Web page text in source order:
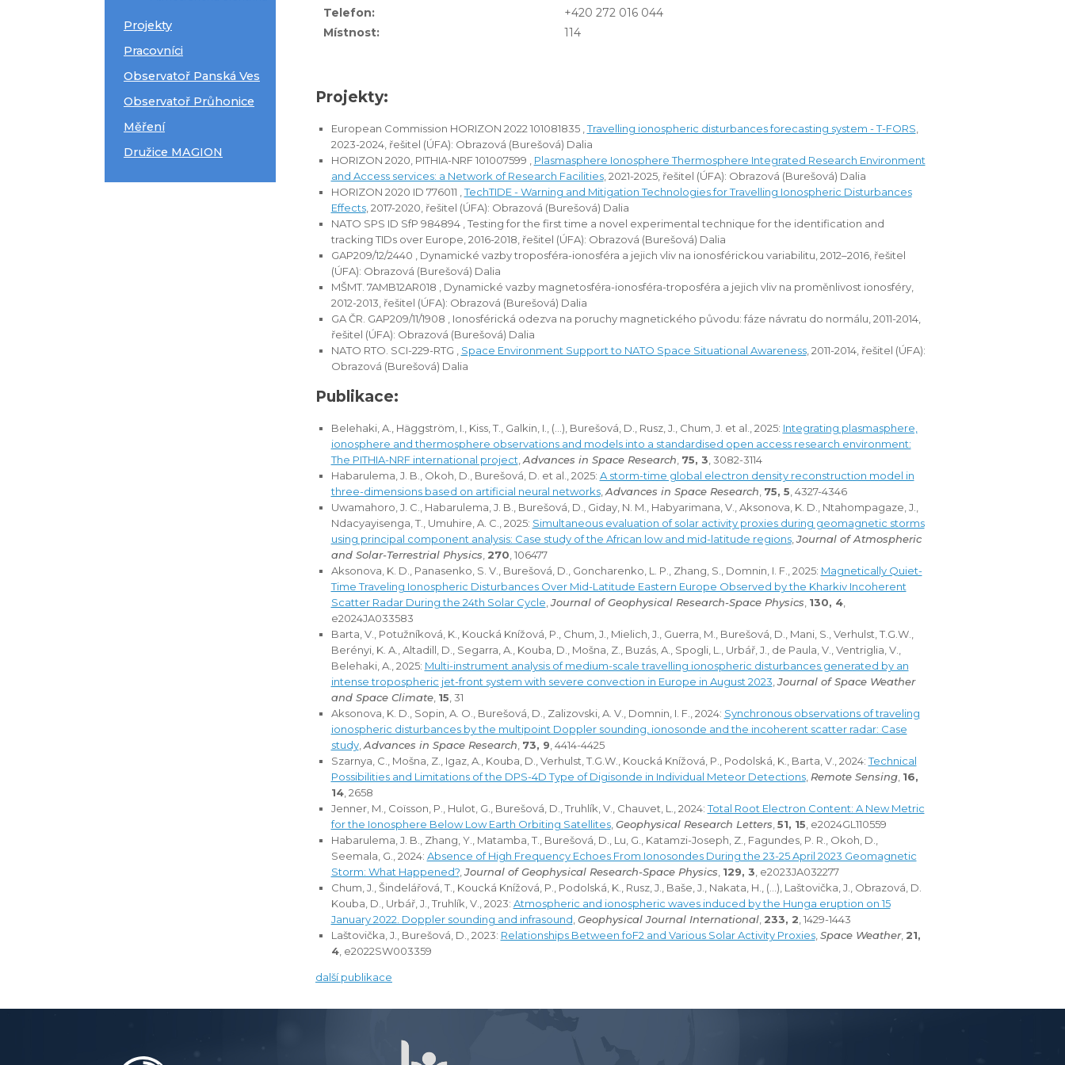
Projekty
Pracovníci
Observatoř Panská Ves
Observatoř Průhonice
Měření
Družice MAGION
Telefon:
+420 272 016 044
Místnost:
114
Projekty:
European Commission HORIZON 2022 101081835 ,Travelling ionospheric disturbances forecasting system - T-FORS
2023-2024, řešitel (ÚFA): Obrazová (Burešová) Dalia
HORIZON 2020, PITHIA-NRF 101007599 , Plasmasphere Ionosphere Thermosphere Integrated Research Environment
and Access services: a Network of Research Facilities, 2021-2025, řešitel (ÚFA): Obrazová (Burešová) Dalia
HORIZON 2020 ID 776011 ,TechTIDE - Warning and Mitigation Technologies for Travelling Ionospheric Disturbances
Effects, 2017-2020, řešitel (ÚFA): Obrazová (Burešová) Dalia
NATO SPS ID SfP 984894 , Testing for the first time a novel experimental technique for the identification and
tracking TIDs over Europe, 2016-2018, řešitel (ÚFA): Obrazová (Burešová) Dalia
GAP209/12/2440 , Dynamické vazby troposféra-ionosféra a jejich vliv na ionosférickou variabilitu, 2012–2016, řešitel
(ÚFA): Obrazová (Burešová) Dalia
MŠMT. 7AMB12AR018 , Dynamické vazby magnetosféra-ionosféra-troposféra a jejich vliv na proměnlivost ionosféry,
2012-2013, řešitel (ÚFA): Obrazová (Burešová) Dalia
GA ČR. GAP209/11/1908 , Ionosférická odezva na poruchy magnetického původu: fáze návratu do normálu, 2011-2014,
řešitel (ÚFA): Obrazová (Burešová) Dalia
NATO RTO. SCI-229-RTG , Space Environment Support to NATO Space Situational Awareness, 2011-2014, řešitel (ÚFA):
Obrazová (Burešová) Dalia
Publikace:
Belehaki, A., Häggström, I., Kiss, T., Galkin, I., (...), Burešová, D., Rusz, J., Chum, J. et al., 2025: Integrating plasmasphere,
ionosphere and thermosphere observations and models into a standardised open access research environment:
The PITHIA-NRF international project Advances in Space Research 75, 3 , 3082-3114
Habarulema, J. B., Okoh, D., Burešová, D. et al., 2025: A storm-time global electron density reconstruction model in
three-dimensions based on artificial neural networks, Advances in Space Research 75, 5 , 4327-4346
Uwamahoro, J. C., Habarulema, J. B., Burešová, D., Giday, N. M., Habyarimana, V., Aksonova, K. D., Ntahompagaze, J.,
Ndacyayisenga, T., Umuhire, A. C., 2025: Simultaneous evaluation of solar activity proxies during geomagnetic storms
using principal component analysis: Case study of the African low and mid-latitude regions,Journal of Atmospheric
and Solar-Terrestrial Physics 270 , 106477
Aksonova, K. D., Panasenko, S. V., Burešová, D., Goncharenko, L. P., Zhang, S., Domnin, I. F., 2025: Magnetically Quiet-
Time Traveling Ionospheric Disturbances Over Mid-Latitude Eastern Europe Observed by the Kharkiv Incoherent
Scatter Radar During the 24th Solar Cycle ,Journal of Geophysical Research-Space Physics 130, 4,
e2024JA033583
Barta, V., Potužníková, K., Koucká Knížová, P., Chum, J., Mielich, J., Guerra, M., Burešová, D., Mani, S., Verhulst, T.G.W.,
Berényi, K. A., Altadill, D., Segarra, A., Kouba, D., Mošna, Z., Buzás, A., Spogli, L., Urbář, J., de Paula, V., Ventriglia, V.,
Belehaki, A., 2025: Multi-instrument analysis of medium-scale travelling ionospheric disturbances generated by an
intense tropospheric jet-front system with severe convection in Europe in August 2023 ,Journal of Space Weather
and Space Climate, 15 , 31
Aksonova, K. D., Sopin, A. O., Burešová, D., Zalizovski, A. V., Domnin, I. F., 2024: Synchronous observations of traveling
ionospheric disturbances by the multipoint Doppler sounding, ionosonde and the incoherent scatter radar: Case
study, Advances in Space Research 73, 9 , 4414-4425
Szarnya, C., Mošna, Z., Igaz, A., Kouba, D., Verhulst, T.G.W., Koucká Knížová, P., Podolská, K., Barta, V., 2024:Technical
Possibilities and Limitations of the DPS-4D Type of Digisonde in Individual Meteor Detections, Remote Sensing, 16,
14, 2658
Jenner, M., Coïsson, P., Hulot, G., Burešová, D., Truhlík, V., Chauvet, L., 2024:Total Root Electron Content: A New Metric
for the Ionosphere Below Low Earth Orbiting Satellites, Geophysical Research Letters 51, 15 , e2024GL110559
Habarulema, J. B., Zhang, Y., Matamba, T., Burešová, D., Lu, G., Katamzi-Joseph, Z., Fagundes, P. R., Okoh, D.,
Seemala, G., 2024: Absence of High Frequency Echoes From Ionosondes During the 23-25 April 2023 Geomagnetic
Storm: What Happened?,Journal of Geophysical Research-Space Physics 129, 3 , e2023JA032277
Chum, J., Šindelářová, T., Koucká Knížová, P., Podolská, K., Rusz, J., Baše, J., Nakata, H., (...), Laštovička, J., Obrazová, D.
Kouba, D., Urbář, J., Truhlík, V., 2023: Atmospheric and ionospheric waves induced by the Hunga eruption on 15
January 2022. Doppler sounding and infrasound Geophysical Journal International, 233, 2 , 1429-1443
Laštovička, J., Burešová, D., 2023: Relationships Between foF2 and Various Solar Activity Proxies, Space Weather, 21,
4, e2022SW003359
další publikace